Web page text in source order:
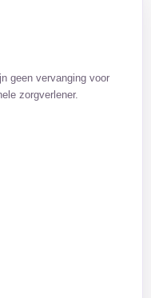
geen vervanging voor
zorgverlener.